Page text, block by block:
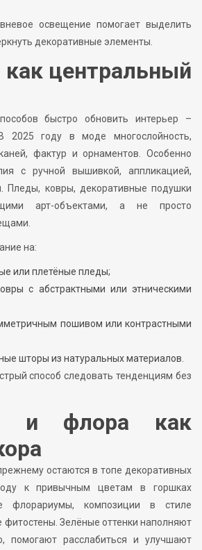
освещение помогает выделить
декоративные элементы.
как центральный
быстро обновить интерьер –
2025 году в моде многослойность,
фактур и орнаментов. Особенно
с ручной вышивкой, аппликацией,
Пледы, ковры, декоративные подушки
арт-объектами, а не просто
на:
или плетёные пледы;
с абстрактными или этническими
пошивом или контрастными
шторы из натуральных материалов.
способ следовать тенденциям без
и флора как
остаются в топе декоративных
к привычным цветам в горшках
флорариумы, композиции в стиле
фитостены. Зелёные оттенки наполняют
помогают расслабиться и улучшают